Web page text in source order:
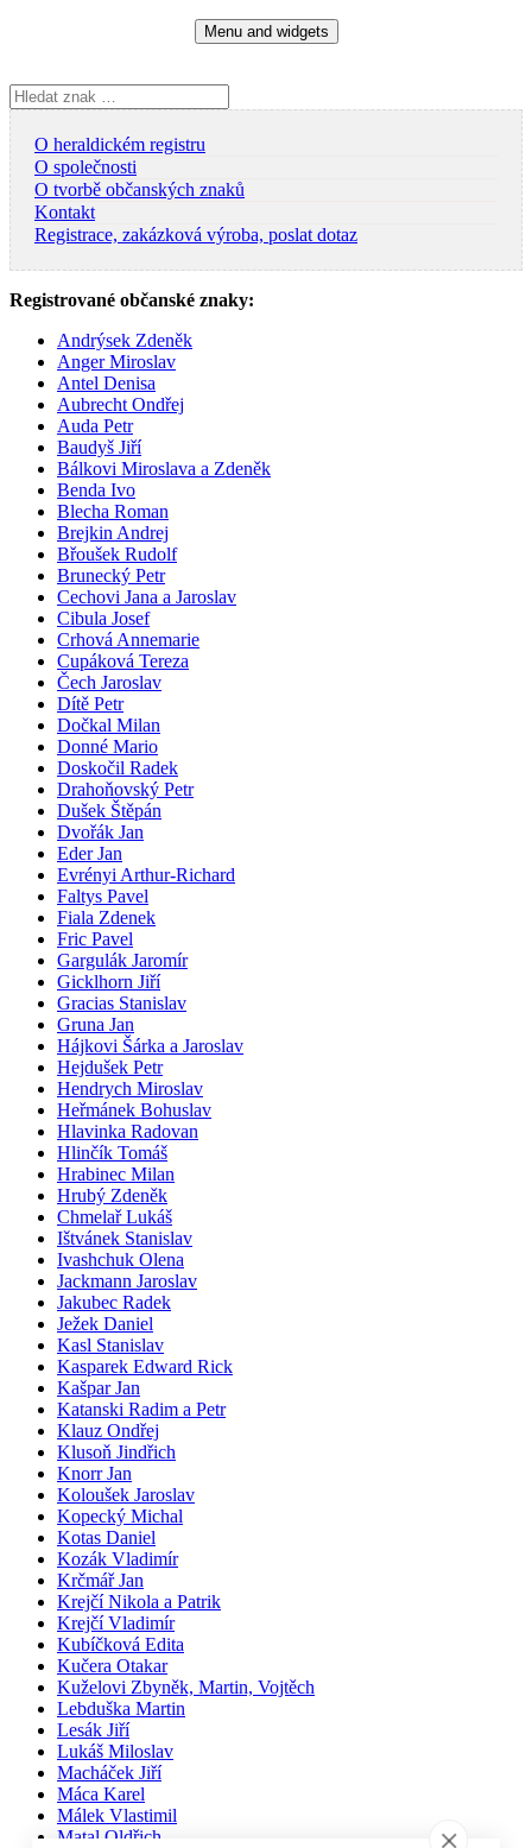
Menu and widgets
Vyhledávání
O heraldickém registru
O společnosti
O tvorbě občanských znaků
Kontakt
Registrace, zakázková výroba, poslat dotaz
Registrované občanské znaky:
Andrýsek Zdeněk
Anger Miroslav
Antel Denisa
Aubrecht Ondřej
Auda Petr
Baudyš Jiří
Bálkovi Miroslava a Zdeněk
Benda Ivo
Blecha Roman
Brejkin Andrej
Břoušek Rudolf
Brunecký Petr
Cechovi Jana a Jaroslav
Cibula Josef
Crhová Annemarie
Cupáková Tereza
Čech Jaroslav
Dítě Petr
Dočkal Milan
Donné Mario
Doskočil Radek
Drahoňovský Petr
Dušek Štěpán
Dvořák Jan
Eder Jan
Evrényi Arthur-Richard
Faltys Pavel
Fiala Zdenek
Fric Pavel
Gargulák Jaromír
Gicklhorn Jiří
Gracias Stanislav
Gruna Jan
Hájkovi Šárka a Jaroslav
Hejdušek Petr
Hendrych Miroslav
Heřmánek Bohuslav
Hlavinka Radovan
Hlinčík Tomáš
Hrabinec Milan
Hrubý Zdeněk
Chmelař Lukáš
Ištvánek Stanislav
Ivashchuk Olena
Jackmann Jaroslav
Jakubec Radek
Ježek Daniel
Kasl Stanislav
Kasparek Edward Rick
Kašpar Jan
Katanski Radim a Petr
Klauz Ondřej
Klusoň Jindřich
Knorr Jan
Koloušek Jaroslav
Kopecký Michal
Kotas Daniel
Kozák Vladimír
Krčmář Jan
Krejčí Nikola a Patrik
Krejčí Vladimír
Kubíčková Edita
Kučera Otakar
Kuželovi Zbyněk, Martin, Vojtěch
Lebduška Martin
Lesák Jiří
Lukáš Miloslav
Macháček Jiří
Máca Karel
Málek Vlastimil
Matal Oldřich